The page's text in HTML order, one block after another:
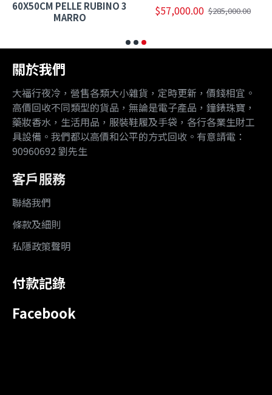
60X50CM PELLE RUBINO 3
MARRO
$57,000.00 $285,000.00
關於我們
大福行夜冷，營售各類大小雜貨，定時更新，價錢相宜。
高價回收不同類型的貨品，無論是電子產品，鐘錶珠寶，
藥妝香水，生活用品，服裝鞋履及手袋，各行各業生財工
具設備。我們都以高價和公平的方式回收。有意請電：
90960692 劉先生
客戶服務
聯絡我們
條款及細則
私隱政策聲明
付款記錄
Facebook